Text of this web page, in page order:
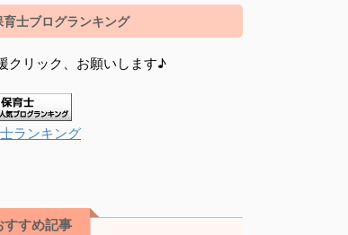
育士ブログランキング
クリック、お願いします♪
ランキング
すすめ記事